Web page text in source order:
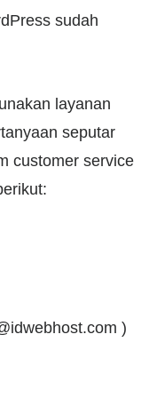
sudah
layanan
seputar
customer service
)